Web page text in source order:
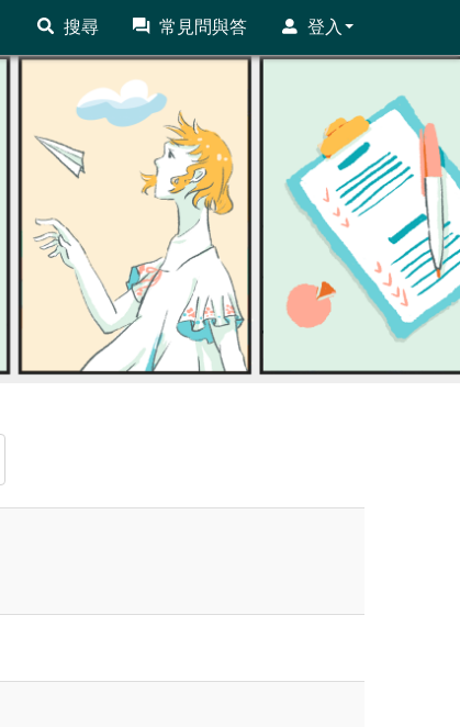
搜尋 常見問與答 登入